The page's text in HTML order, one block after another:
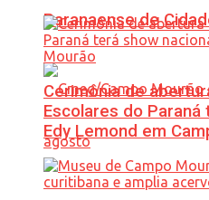
Paranaense de
Cerimônia de
Escolares do
Edy Lemond em